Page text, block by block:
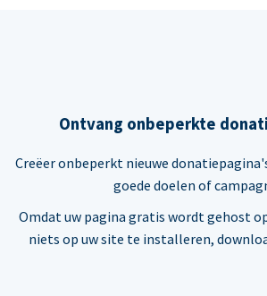
Ontvang onbeperkte
Creëer onbeperkt nieuwe
goede doelen of
Omdat uw pagina gratis wordt gehost
niets op uw site te installeren,